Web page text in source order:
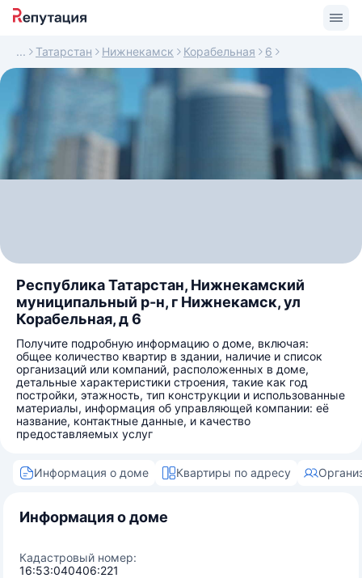
Татарстан Нижнекамск Корабельная 6
Республика Татарстан, Нижнекамский
муниципальный р-н, г Нижнекамск, ул
Корабельная, д 6
Получите подробную информацию о доме, включая:
общее количество квартир в здании, наличие и список
организаций или компаний, расположенных в доме,
детальные характеристики строения, такие как год
постройки, этажность, тип конструкции и использованные
материалы, информация об управляющей компании: её
название, контактные данные, и качество
предоставляемых услуг
Информация о доме Квартиры по адресу
Информация о доме
Кадастровый номер:
16:53:040406:221